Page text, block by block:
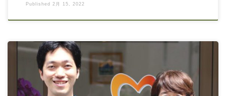
Published 2月 15, 2022